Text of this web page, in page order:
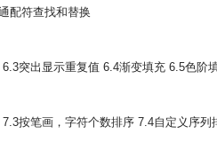
配符查找和替换
突出显示重复值 6.4渐变填充 6.5色阶
按笔画，字符个数排序 7.4自定义序列